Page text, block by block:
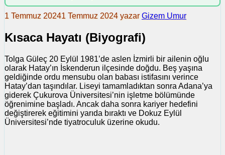
1 Temmuz 20241 Temmuz 2024 yazarGizem Umur
Kısaca Hayatı (Biyografi)
Tolga Güleç 20 Eylül 1981’de aslen İzmirli bir ailenin oğlu
olarak Hatay’ın İskenderun ilçesinde doğdu. Beş yaşına
geldiğinde ordu mensubu olan babası istifasını verince
Hatay’dan taşındılar. Liseyi tamamladıktan sonra Adana’ya
giderek Çukurova Üniversitesi’nin işletme bölümünde
öğrenimine başladı. Ancak daha sonra kariyer hedefini
değiştirerek eğitimini yarıda bıraktı ve Dokuz Eylül
Üniversitesi’nde tiyatroculuk üzerine okudu.